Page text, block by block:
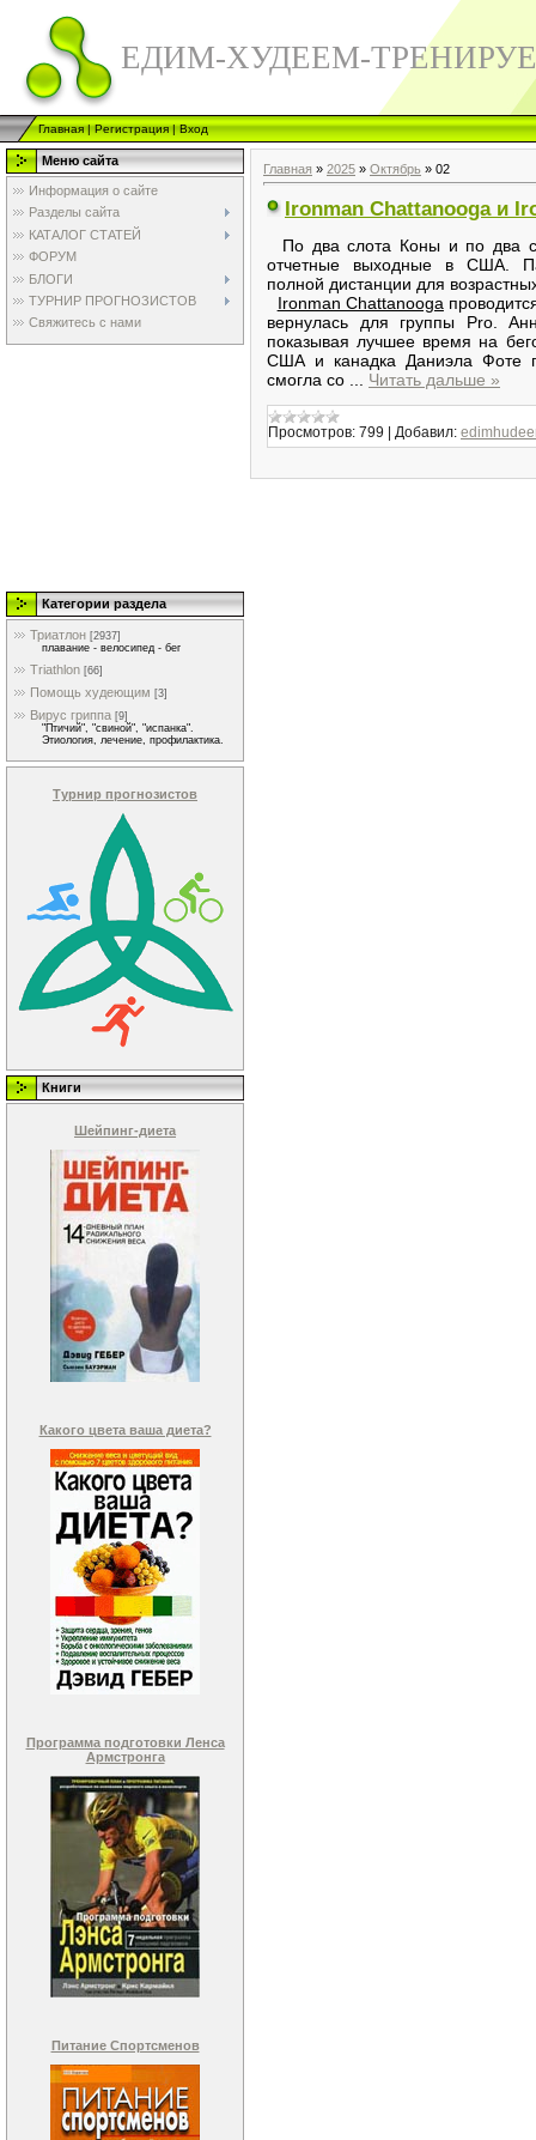
ЕДИМ-ХУДЕЕМ-
Главная|Регистрация|Вход
Меню сайта
Информация о сайте
Разделы сайта
КАТАЛОГ СТАТЕЙ
ФОРУМ
БЛОГИ
ТУРНИР ПРОГНОЗИСТОВ
Свяжитесь с нами
Категории раздела
Триатлон [2937]
плавание - велосипед - бег
Triathlon [66]
Помощь худеющим [3]
Вирус гриппа [9]
"Птичий", "свиной", "испанка".
Этиология, лечение, профилактика.
Турнир прогнозистов
Книги
Шейпинг-диета
Какого цвета ваша диета?
Программа подготовки Ленса
Армстронга
Питание Спортсменов
Главная » 2025 » Октябрь » 02
Ironman Chattanooga и
По два слота Коны и по два
отчетные выходные в США.
полной дистанции для
Ironman Chattanooga
вернулась для группы Pro.
показывая лучшее время на
США и канадка Даниэла Фоте
смогла со ... Читать дальше »
Просмотров: 799 Добавил: